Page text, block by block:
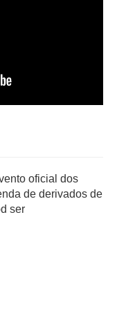
oficial dos
de derivados de
ser